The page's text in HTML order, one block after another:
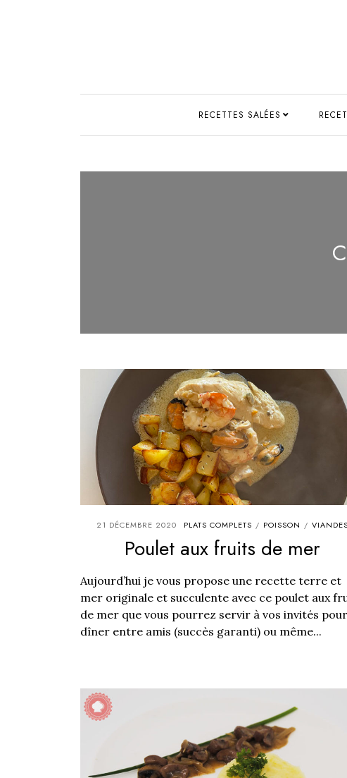
RECETTES SALÉES
21 DÉCEMBRE 2020 PLATS COMPLETS / POISSON / VIANDES
Poulet aux fruits de mer
Aujourd’hui je vous propose une recette terre et
mer originale et succulente avec ce poulet aux
de mer que vous pourrez servir à vos invités
dîner entre amis (succès garanti) ou même...